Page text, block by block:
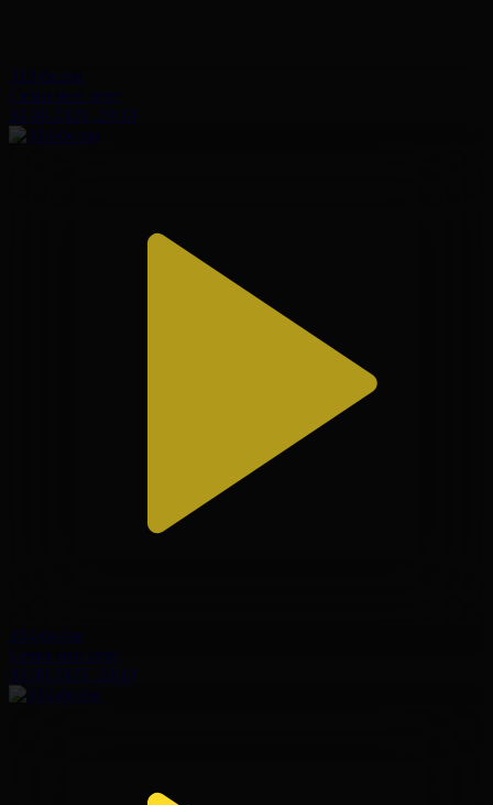
310-бөлім
Сезім мен серт
01.08.2026, 20:10
314-бөлім
Сезім мен серт
03.08.2026, 20:10